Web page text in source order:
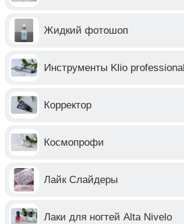
Жидкий фотошоп
Инструменты Klio professional
Корректор
Космопрофи
Лайк Слайдеры
Лаки для ногтей Alta Nivelo